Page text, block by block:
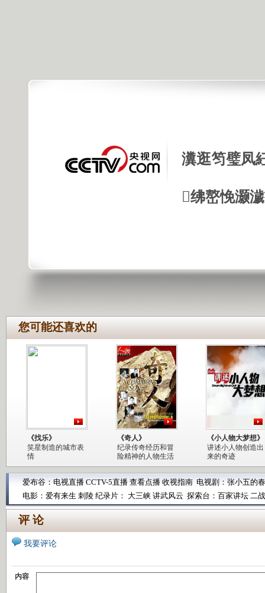
瀵逛笉璧凤
绋嶅悗灏
您可能还喜欢的
《找乐》
笑星制造的城市表
情
《奇人》
纪录传奇经历和冒
险精神的人物生活
《小人物大梦想》
讲述小人物创造出
来的奇迹
爱布谷： 电视直播 CCTV-5直播 查看点播 收视指南 电视剧： 张小五的
电影： 爱有来生 刺陵 纪录片： 大三峡 讲武风云 探索台： 百家讲坛 二
评 论
我要评论
内容